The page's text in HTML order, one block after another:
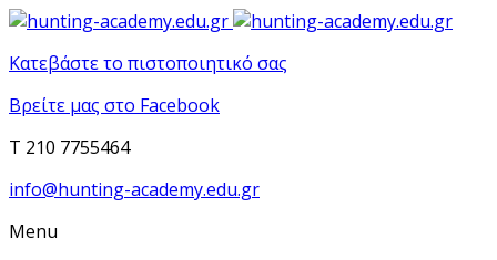
Κατεβάστε το πιστοποιητικό σας
Βρείτε μας στο Facebook
T 210 7755464
info@hunting-academy.edu.gr
Menu